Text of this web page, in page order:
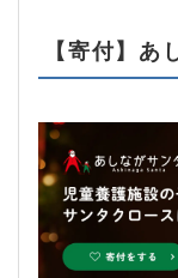
【寄付】あ